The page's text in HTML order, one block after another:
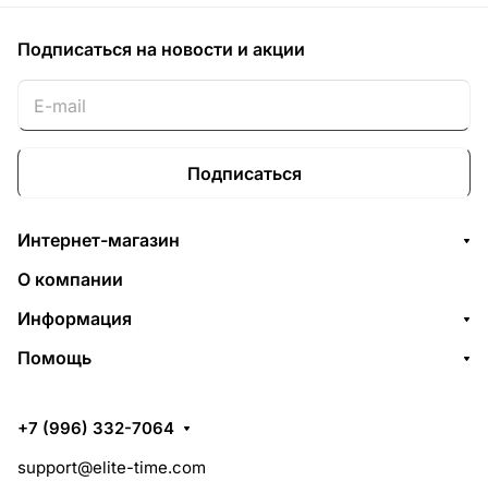
Подписаться на новости и акции
Подписаться
Интернет-магазин
О компании
Информация
Помощь
+7 (996) 332-7064
support@elite-time.com